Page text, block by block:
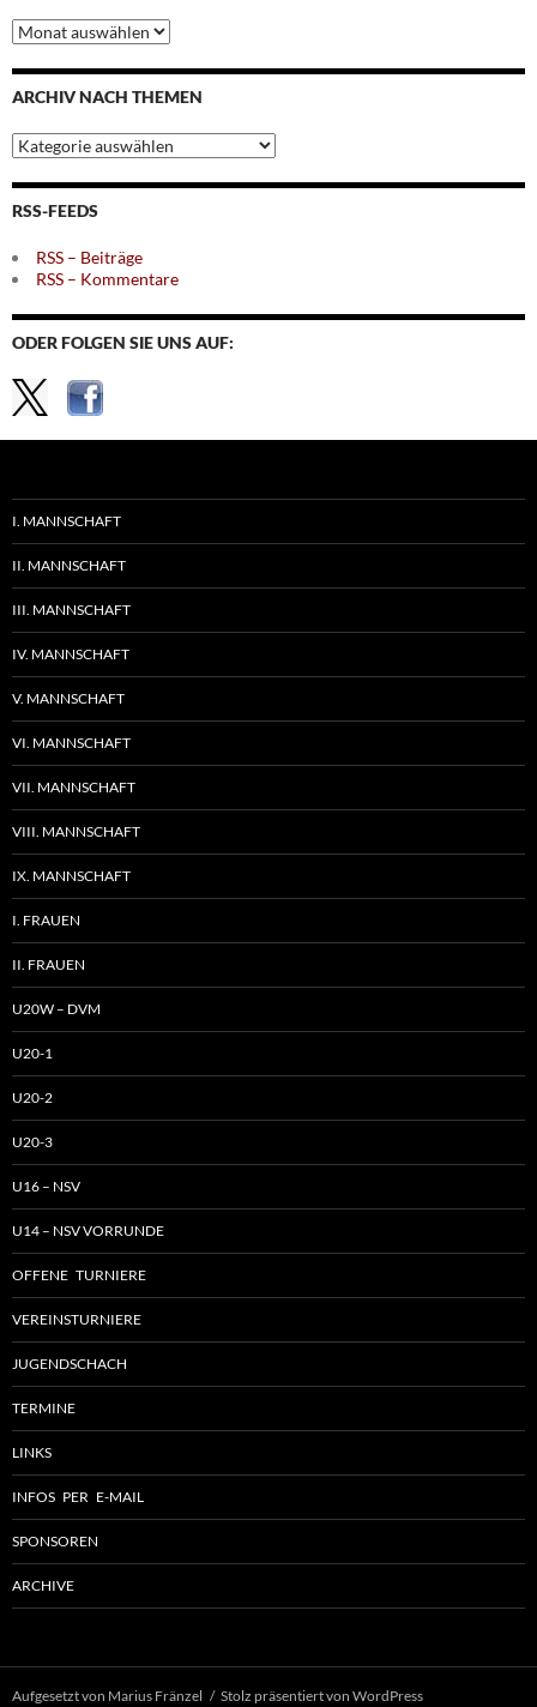
Archiv
nach
Monaten
ARCHIV NACH THEMEN
Archiv
nach
Themen
RSS-FEEDS
RSS – Beiträge
RSS – Kommentare
ODER FOLGEN SIE UNS AUF:
I. MANNSCHAFT
II. MANNSCHAFT
III. MANNSCHAFT
IV. MANNSCHAFT
V. MANNSCHAFT
VI. MANNSCHAFT
VII. MANNSCHAFT
VIII. MANNSCHAFT
IX. MANNSCHAFT
I. FRAUEN
II. FRAUEN
U20W – DVM
U20-1
U20-2
U20-3
U16 – NSV
U14 – NSV VORRUNDE
OFFENE TURNIERE
VEREINSTURNIERE
JUGENDSCHACH
TERMINE
LINKS
INFOS PER E-MAIL
SPONSOREN
ARCHIVE
Aufgesetzt von Marius Fränzel Stolz präsentiert von WordPress